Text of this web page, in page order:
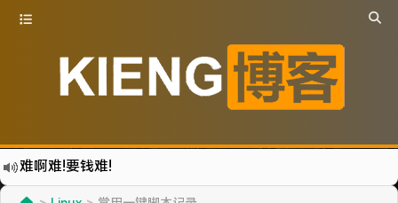
难啊难!要钱难!
更新到WordPress5.6啦